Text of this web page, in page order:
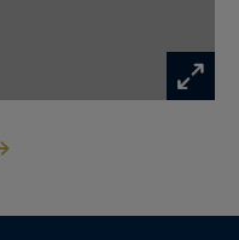
esthètes en quête
harmonie.